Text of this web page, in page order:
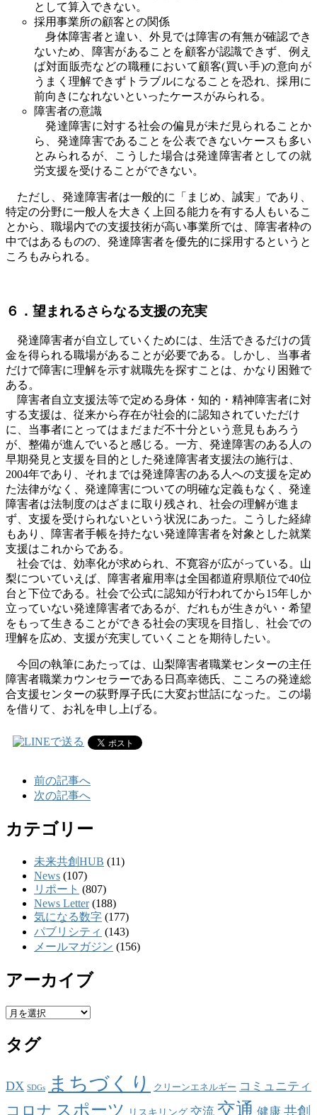
として算入できない。
採用事業所の顧客との関係
身体障害者と違い、外見では障害の有無が確認でき
ないため、障害があることを顧客が認識できず、例え
ば対面販売などの職種において顧客(買い手)の意向が
うまく理解できずトラブルになることを恐れ、採用に
前向きになれないといったケースがみられる。
障害者の意識
発達障害に対する社会の偏見が未だ見られることか
ら、発達障害であることを公表できないケースも多い
とみられるが、こうした場合は発達障害者としての就
労支援を受けることができない。
ただし、発達障害者は一般的に「まじめ、誠実」であり、
特定の分野に一般人を大きく上回る能力を有する人もいるこ
とから、職場内での支援技術が高い事業所では、障害者枠の
中ではあるものの、発達障害者を優先的に採用するというと
ころもみられる。
６．望まれるさらなる支援の充実
発達障害者が自立していくためには、生活できるだけの賃
金を得られる職場があることが必要である。しかし、当事者
だけで障害に理解を示す就職先を探すことは、かなり困難で
ある。
障害者自立支援法等で定める身体・知的・精神障害者に対
する支援は、従来から存在が社会的に認知されていただけ
に、当事者にとってはまだまだ不十分という意見もあろう
が、整備が進んでいると感じる。一方、発達障害のある人の
早期発見と支援を目的とした発達障害者支援法の施行は、
2004年であり、それまでは発達障害のある人への支援を定め
た法律がなく、発達障害についての明確な定義もなく、発達
障害者は法制度のはざまに取り残され、社会の理解が進ま
ず、支援を受けられないという状況にあった。こうした経緯
もあり、障害者手帳を持たない発達障害者を対象とした就業
支援はこれからである。
社会では、効率化が求められ、不寛容が広がっている。山
梨についていえば、障害者雇用率は全国都道府県順位で40位
台と下位である。社会で公式に認知が行われてから15年しか
立っていない発達障害者であるが、だれもが生きがい・希望
をもって生きることができる社会の実現を目指し、社会での
理解を広め、支援が充実していくことを期待したい。
今回の執筆にあたっては、山梨障害者職業センターの主任
障害者職業カウンセラーである日髙幸徳氏、こころの発達総
合支援センターの荻野厚子氏に大変お世話になった。この場
を借りて、お礼を申し上げる。
前の記事へ
次の記事へ
カテゴリー
未来共創HUB (11)
News (107)
リポート (807)
News Letter(188)
気になる数字 (177)
パブリシティ (143)
メールマガジン (156)
アーカイブ
ア
カ
イ
タグ
DX SDGs まちづくり クリーンエネルギー コミュニティ
コロナ スポーツ リスキリング 交流 交通 健康 共創